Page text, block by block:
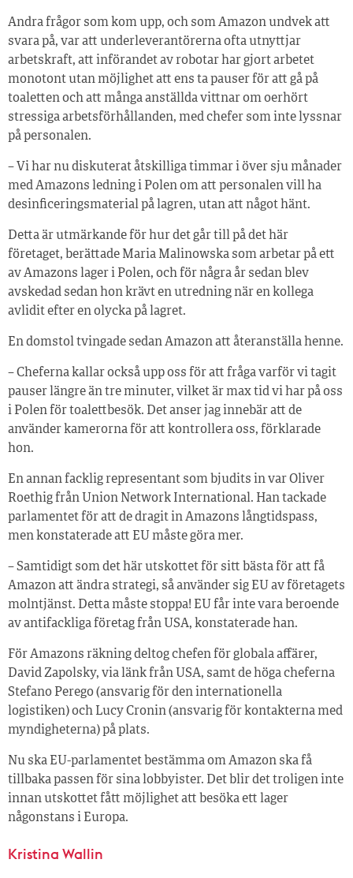
Andra frågor som kom upp, och som Amazon undvek att
svara på, var att underleverantörerna ofta utnyttjar
arbetskraft, att införandet av robotar har gjort arbetet
monotont utan möjlighet att ens ta pauser för att gå på
toaletten och att många anställda vittnar om oerhört
stressiga arbetsförhållanden, med chefer som inte lyssnar
på personalen.
– Vi har nu diskuterat åtskilliga timmar i över sju månader
med Amazons ledning i Polen om att personalen vill ha
desinficeringsmaterial på lagren, utan att något hänt.
Detta är utmärkande för hur det går till på det här
företaget, berättade Maria Malinowska som arbetar på ett
av Amazons lager i Polen, och för några år sedan blev
avskedad sedan hon krävt en utredning när en kollega
avlidit efter en olycka på lagret.
En domstol tvingade sedan Amazon att återanställa henne.
– Cheferna kallar också upp oss för att fråga varför vi tagit
pauser längre än tre minuter, vilket är max tid vi har på oss
i Polen för toalettbesök. Det anser jag innebär att de
använder kamerorna för att kontrollera oss, förklarade
hon.
En annan facklig representant som bjudits in var Oliver
Roethig från Union Network International. Han tackade
parlamentet för att de dragit in Amazons långtidspass,
men konstaterade att EU måste göra mer.
– Samtidigt som det här utskottet för sitt bästa för att få
Amazon att ändra strategi, så använder sig EU av företagets
molntjänst. Detta måste stoppa! EU får inte vara beroende
av antifackliga företag från USA, konstaterade han.
För Amazons räkning deltog chefen för globala affärer,
David Zapolsky, via länk från USA, samt de höga cheferna
Stefano Perego (ansvarig för den internationella
logistiken) och Lucy Cronin (ansvarig för kontakterna med
myndigheterna) på plats.
Nu ska EU-parlamentet bestämma om Amazon ska få
tillbaka passen för sina lobbyister. Det blir det troligen inte
innan utskottet fått möjlighet att besöka ett lager
någonstans i Europa.
Kristina Wallin